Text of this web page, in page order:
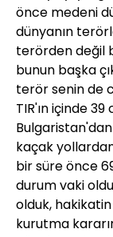
önce medeni
dünyanın
terörden değil
bunun başka
terör senin de
TIR'ın içinde
Bulgaristan'dan
kaçak
bir süre önce
durum vaki
olduk,
kurutma